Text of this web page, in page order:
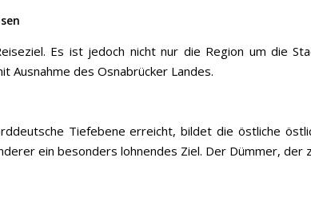
Es ist jedoch nicht nur die Region um die
Ausnahme des Osnabrücker Landes.
Tiefebene erreicht, bildet die östliche
ein besonders lohnendes Ziel. Der Dümmer,